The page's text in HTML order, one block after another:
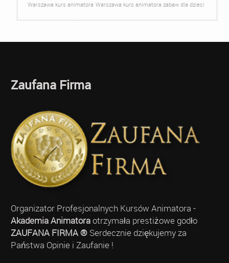
Warszawa kurs animatora Warszawa kurs animatora zabaw dla dzieci
Zaufana Firma
Organizator Profesjonalnych Kursów Animatora -
Akademia Animatoraotrzymała prestiżowe godło
ZAUFANA FIRMA ®Serdecznie dziękujemy za
Państwa Opinie i Zaufanie !